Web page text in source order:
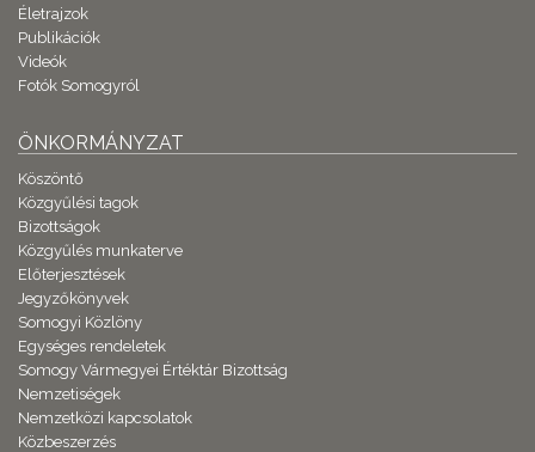
Életrajzok
Publikációk
Videók
Fotók Somogyról
ÖNKORMÁNYZAT
Köszöntő
Közgyűlési tagok
Bizottságok
Közgyűlés munkaterve
Előterjesztések
Jegyzőkönyvek
Somogyi Közlöny
Egységes rendeletek
Somogy Vármegyei Értéktár Bizottság
Nemzetiségek
Nemzetközi kapcsolatok
Közbeszerzés